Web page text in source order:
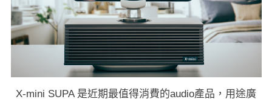
X-mini SUPA 是近期最值得消費的audio產品，用途廣